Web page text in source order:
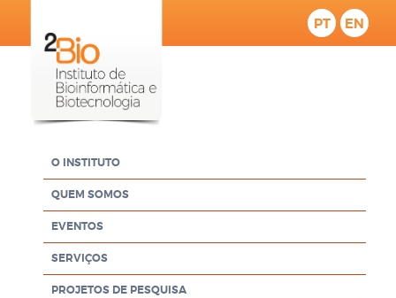
PT EN
O INSTITUTO
QUEM SOMOS
EVENTOS
SERVIÇOS
PROJETOS DE PESQUISA